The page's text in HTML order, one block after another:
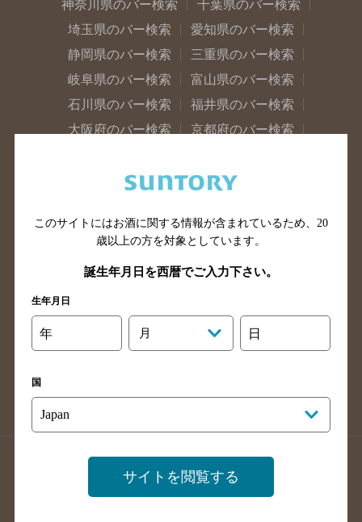
神奈川県のバー検索
千葉県のバー検索
埼玉県のバー検索
愛知県のバー検索
静岡県のバー検索
三重県のバー検索
岐阜県のバー検索
富山県のバー検索
石川県のバー検索
福井県のバー検索
大阪府のバー検索
京都府のバー検索
滋賀県のバー検索
和歌山県のバー検索
山口県のバー検索
鳥取県のバー検索
香川県のバー検索
愛媛県のバー検索
高知県のバー検索
長崎県のバー検索
佐賀県のバー検索
大分県のバー検索
熊本県のバー検索
このサイトにはお酒に関する情報が含まれているため、 20
歳以上の方を対象としています。
誕生年月日を西暦でご入力下さい。
生年月日
年 月 日
国
サイトを閲覧する